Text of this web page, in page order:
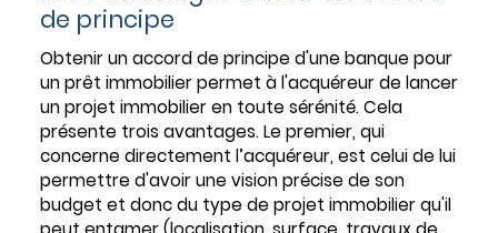
de principe
Obtenir un accord de principe d'une banque pour
un prêt immobilier permet à l'acquéreur de lancer
un projet immobilier en toute sérénité. Cela
présente trois avantages. Le premier, qui
concerne directement l’acquéreur, est celui de lui
permettre d'avoir une vision précise de son
budget et donc du type de projet immobilier qu'il